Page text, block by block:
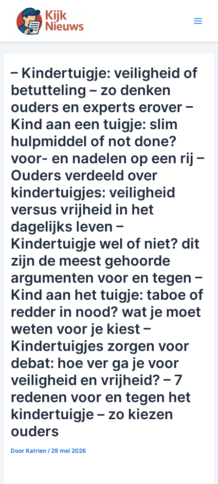
inhoud
– Kindertuigje: veiligheid of
betutteling – zo denken
ouders en experts erover –
Kind aan een tuigje: slim
hulpmiddel of not done?
voor- en nadelen op een rij –
Ouders verdeeld over
kindertuigjes: veiligheid
versus vrijheid in het
dagelijks leven –
Kindertuigje wel of niet? dit
zijn de meest gehoorde
argumenten voor en tegen –
Kind aan het tuigje: taboe of
redder in nood? wat je moet
weten voor je kiest –
Kindertuigjes zorgen voor
debat: hoe ver ga je voor
veiligheid en vrijheid? – 7
redenen voor en tegen het
kindertuigje – zo kiezen
ouders
Door Katrien/29 mei 2026